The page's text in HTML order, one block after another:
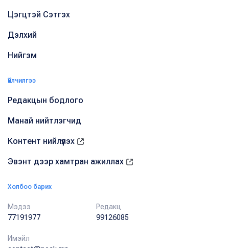
Цэгцтэй Сэтгэх
Дэлхий
Нийгэм
Үйлчилгээ
Редакцын бодлого
Манай нийтлэгчид
Контент нийлүүлэх
Эвэнт дээр хамтран ажиллах
Холбоо барих
Мэдээ
77191977
Редакц
99126085
Имэйл